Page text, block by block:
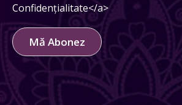
Confidențialitate</a>
Mă Abonez